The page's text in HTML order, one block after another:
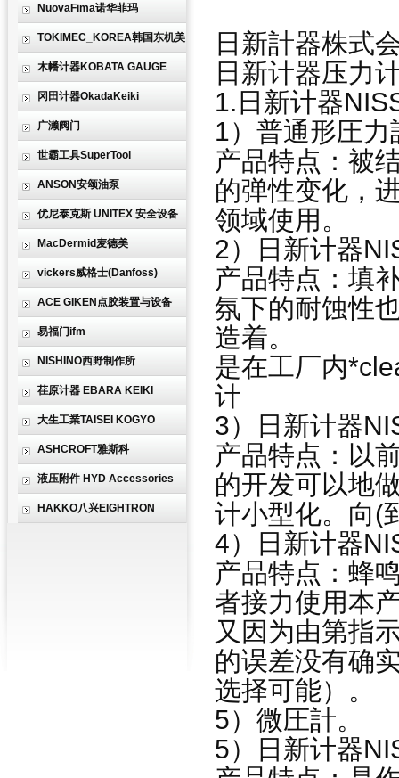
NuovaFima诺华菲玛
TOKIMEC_KOREA韩国东机美
木幡计器KOBATA GAUGE
冈田计器OkadaKeiki
广濑阀门
世霸工具SuperTool
ANSON安颂油泵
优尼泰克斯 UNITEX 安全设备
MacDermid麦德美
vickers威格士(Danfoss)
ACE GIKEN点胶装置与设备
易福门ifm
NISHINO西野制作所
荏原计器 EBARA KEIKI
大生工業TAISEI KOGYO
ASHCROFT雅斯科
液压附件 HYD Accessories
HAKKO八兴EIGHTRON
日新計器株式
日新计器压力
1.日新计器
1）普通形圧力
产品特点：被
的弹性变化，
领域使用。
2）日新计器
产品特点：填
氛下的耐蚀性
造着。
是在工厂内
计
3）日新计器
产品特点：以
的开发可以地
计小型化。向(
4）日新计器
产品特点：蜂
者接力使用本
又因为由第指
的误差没有确
选择可能）。
5）微圧計。
5）日新计器